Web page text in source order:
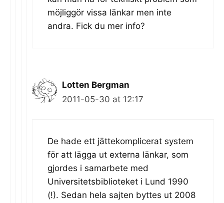
möjliggör vissa länkar men inte
andra. Fick du mer info?
Lotten Bergman
2011-05-30 at 12:17
De hade ett jättekomplicerat system
för att lägga ut externa länkar, som
gjordes i samarbete med
Universitetsbiblioteket i Lund 1990
(!). Sedan hela sajten byttes ut 2008